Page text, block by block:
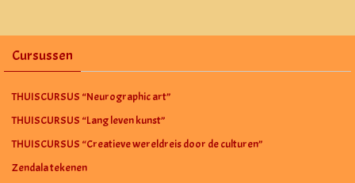
Cursussen
THUISCURSUS “Neurographic art”
THUISCURSUS “Lang leven kunst”
THUISCURSUS “Creatieve wereldreis door de culturen”
Zendala tekenen